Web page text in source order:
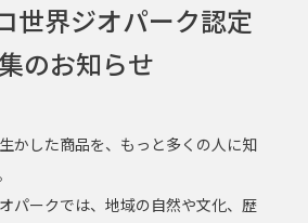
世界ジオパーク認定
のお知らせ
かした商品を、もっと多くの人に知
パークでは、地域の自然や文化、歴